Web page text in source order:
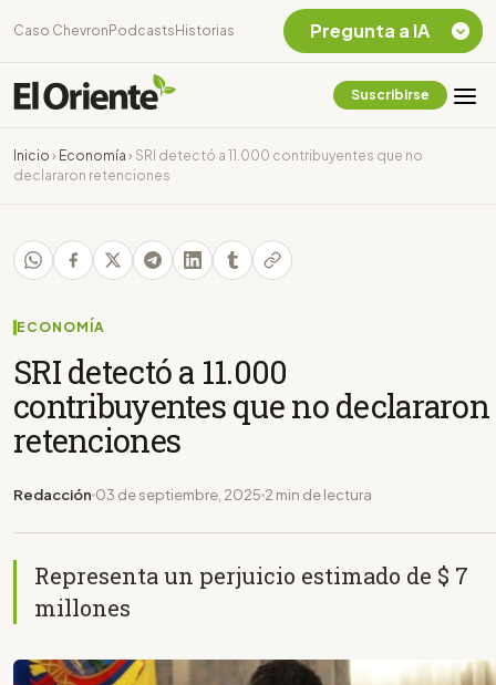
Caso Chevron Podcasts Historias
Suscribirse
Inicio › Economía › SRI detectó a 11.000 contribuyentes que no
declararon retenciones
ECONOMÍA
SRI detectó a 11.000
contribuyentes que no declararon
retenciones
Redacción 03 de septiembre, 2025 2 min de lectura
Representa un perjuicio estimado de $ 7
millones
Pregunta a IA
Chevron Ecuador